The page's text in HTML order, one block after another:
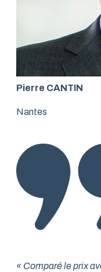
Pierre CANTIN
Nantes
« Comparé le prix